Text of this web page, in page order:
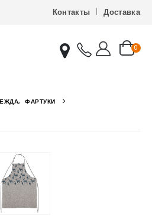
Контакты Доставка
0
, ФАРТУКИ